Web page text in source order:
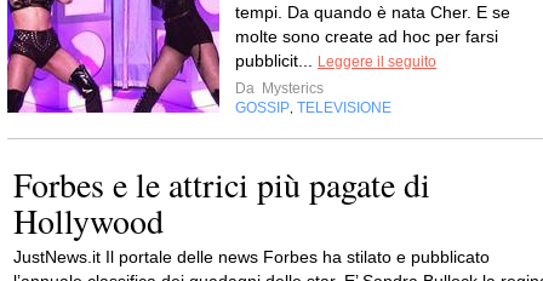
tempi. Da quando è nata Cher. E se
molte sono create ad hoc per farsi
pubblicit...
Leggere il seguito
Da Mysterics
GOSSIP TELEVISIONE
Forbes e le attrici più pagate di
Hollywood
JustNews.it Il portale delle news Forbes ha stilato e pubblicato